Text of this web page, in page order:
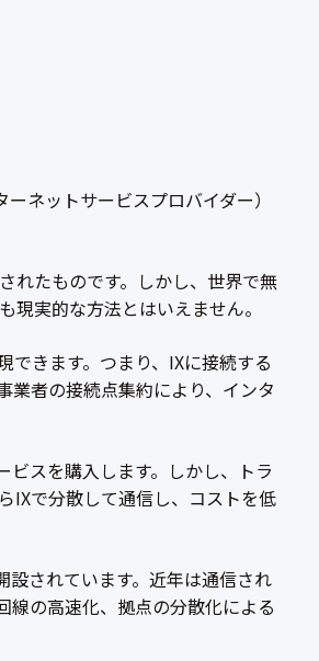
ネットサービスプロバイダー）
れたものです。しかし、世界で無
実的な方法とはいえません。
きます。つまり、IXに接続する
業者の接続点集約により、インタ
スを購入します。しかし、トラ
IXで分散して通信し、コストを低
設されています。近年は通信され
線の高速化、拠点の分散化による